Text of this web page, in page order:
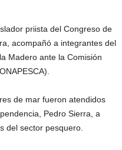
priista del Congreso de
acompañó a integrantes del
Madero ante la Comisión
de mar fueron atendidos
Pedro Sierra, a
del sector pesquero.